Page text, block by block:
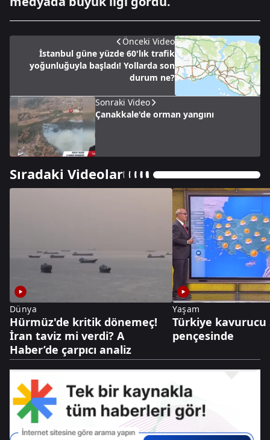
Önceki Video
İstanbul güne yüzde 60'lık trafik
yoğunluğuyla başladı! Yollarda son
durum ne?
Sonraki Video
Çanakkale'de orman yangını
Sıradaki Videolar
Dünya
Hürmüz'de kritik dönemeç!
İran taviz mi verdi? A
Haber’de çarpıcı analiz
Yaşam
Türkiye kavurucu
pençesinde